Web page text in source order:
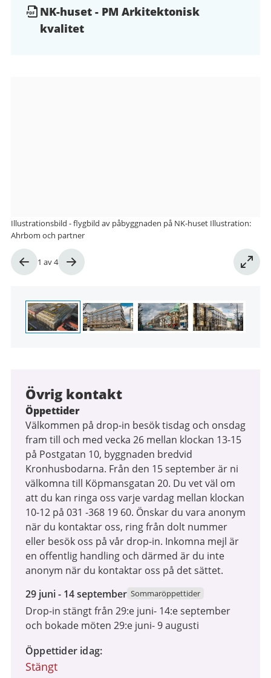
NK-huset - PM Arkitektonisk
kvalitet
Bild
4
1 av4
Illustrationsbild - flygbild av påbyggnaden på NK-huset Illustration:
Ahrbom och partner
Övrig kontakt
Öppettider
Välkommen på drop-in besök tisdag och onsdag
fram till och med vecka 26 mellan klockan 13-15
på Postgatan 10, byggnaden bredvid
Kronhusbodarna. Från den 15 september är ni
välkomna till Köpmansgatan 20. Du vet väl om
att du kan ringa oss varje vardag mellan klockan
10-12 på 031 -368 19 60. Önskar du vara anonym
när du kontaktar oss, ring från dolt nummer
eller besök oss på vår drop-in. Inkomna mejl är
en offentlig handling och därmed är du inte
anonym när du kontaktar oss på det sättet.
29
juni
2026
14
september
29 juni - 14 september Sommaröppettider
Drop-in stängt från 29:e juni- 14:e september
och bokade möten 29:e juni- 9 augusti
Öppettider idag
Stängt